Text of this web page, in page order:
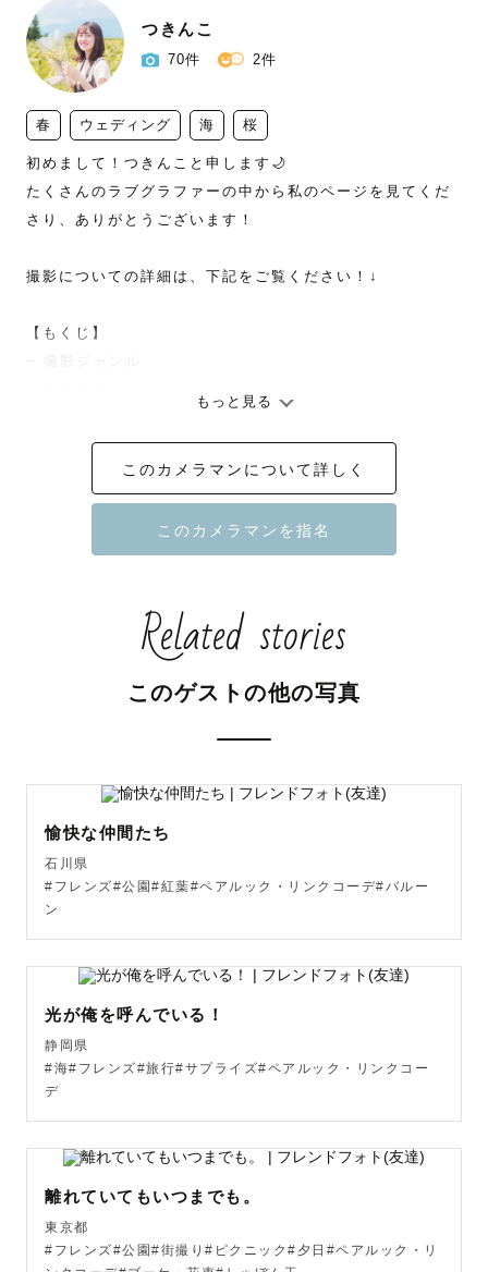
つきんこ
70件 2件
春 ウェディング 海 桜
初めまして！つきんこと申します🌙
たくさんのラブグラファーの中から私のページを見てくだ
さり、ありがとうございます！
撮影についての詳細は、下記をご覧ください！↓
【もくじ】
− ご予約後からご納品までの流れ
【撮影ジャンル】
・ファミリー👪
・お宮参り・七五三⛩️
【撮影場所】
可能です！
そのほかの地域でも、交通費をいただければ全国どこでも
・石川県
・滋賀県北部
・京都府北部
※ 交通費が往復￥3000を超える地域に関しては、交通費
を一部ご負担いただいております。ご了承ください。
（交通費がかかります：福井県美浜町以南、石川県白山
【撮影特典】
もっと見る
このカメラマンについて詳しく
Related stories
このゲストの他の写真
愉快な仲間たち
石川県
#フレンズ#公園#紅葉#ペアルック・リンクコーデ#バルー
ン
光が俺を呼んでいる！
静岡県
#海#フレンズ#旅行#サプライズ#ペアルック・リンクコー
デ
離れていてもいつまでも。
東京都
#フレンズ#公園#街撮り#ピクニック#夕日#ペアルック・リ